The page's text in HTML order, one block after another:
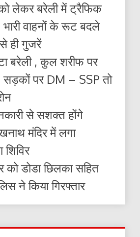
लेकर बरेली में ट्रैफिक
भारी वाहनों के रूट बदले
ही गुजरें
बरेली , कुल शरीफ पर
सड़कों पर DM – SSP तो
से सशक्त होंगे
मंदिर में लगा
को डोडा छिलका सहित
ने किया गिरफ्तार